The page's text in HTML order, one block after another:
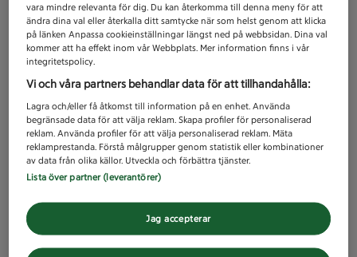
vara mindre relevanta för dig. Du kan återkomma till denna meny för att
ändra dina val eller återkalla ditt samtycke när som helst genom att klicka
på länken Anpassa cookieinställningar längst ned på webbsidan. Dina val
kommer att ha effekt inom vår Webbplats. Mer information finns i vår
integritetspolicy.
Vi och våra partners behandlar data för att tillhandahålla:
Lagra och/eller få åtkomst till information på en enhet. Använda
begränsade data för att välja reklam. Skapa profiler för personaliserad
reklam. Använda profiler för att välja personaliserad reklam. Mäta
reklamprestanda. Förstå målgrupper genom statistik eller kombinationer
av data från olika källor. Utveckla och förbättra tjänster.
Lista över partner (leverantörer)
Jag accepterar